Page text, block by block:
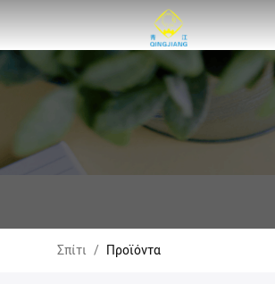
Σπίτι / Προϊόντα